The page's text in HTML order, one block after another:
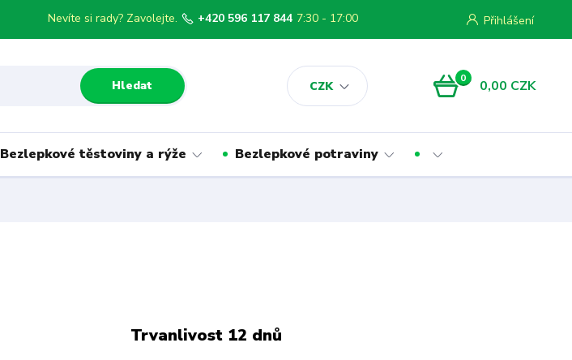
CZK
Přihlášení
Hledat
Nevíte si rady? Zavolejte. +420 596 117 844 7:30 - 17:00
0 0,00 CZK
Bezlepkové těstoviny a rýže Bezlepkové potraviny
Trvanlivost 12 dnů